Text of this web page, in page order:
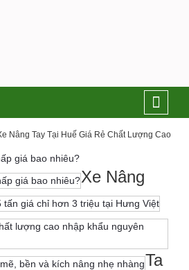
Nâng Tay Tại Huế Giá Rẻ Chất Lượng Cao
Xe Nâng
Ta